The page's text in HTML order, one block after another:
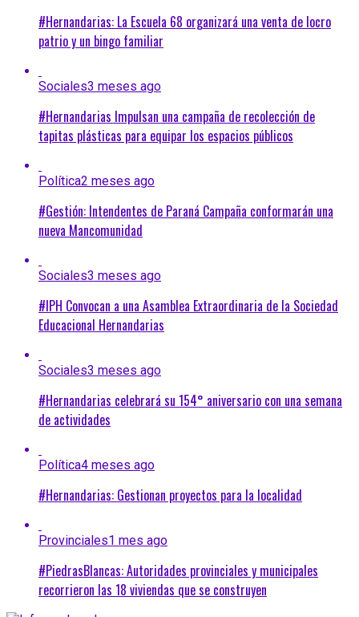
#Hernandarias: La Escuela 68 organizará una venta de locro
patrio y un bingo familiar
Sociales3 meses ago
#Hernandarias Impulsan una campaña de recolección de
tapitas plásticas para equipar los espacios públicos
Política2 meses ago
#Gestión: Intendentes de Paraná Campaña conformarán una
nueva Mancomunidad
Sociales3 meses ago
#IPH Convocan a una Asamblea Extraordinaria de la Sociedad
Educacional Hernandarias
Sociales3 meses ago
#Hernandarias celebrará su 154° aniversario con una semana
de actividades
Política4 meses ago
#Hernandarias: Gestionan proyectos para la localidad
Provinciales1 mes ago
#PiedrasBlancas: Autoridades provinciales y municipales
recorrieron las 18 viviendas que se construyen